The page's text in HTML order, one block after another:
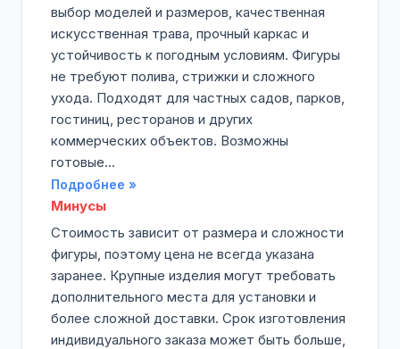
выбор моделей и размеров, качественная
искусственная трава, прочный каркас и
устойчивость к погодным условиям. Фигуры
не требуют полива, стрижки и сложного
ухода. Подходят для частных садов, парков,
гостиниц, ресторанов и других
коммерческих объектов. Возможны
готовые...
Подробнее »
Минусы
Стоимость зависит от размера и сложности
фигуры, поэтому цена не всегда указана
заранее. Крупные изделия могут требовать
дополнительного места для установки и
более сложной доставки. Срок изготовления
индивидуального заказа может быть больше,